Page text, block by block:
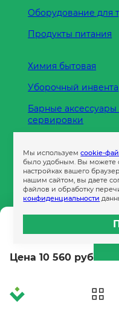
Цена 10 560 руб
Оборудование для
Продукты питания
Химия бытовая
Уборочный
Барные
сервировки
Пленка
Пакеты и сумки
Контейнеры
Бумага офисная
Гигиеническая
Мы используемcookie-
было удобным. Вы можете
настройках вашего
нашим сайтом, вы даете
файлов и обработку
конфиденциальности